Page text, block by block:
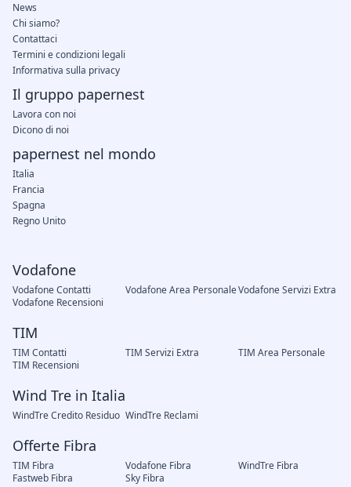
Vodafone
Vodafone Contatti Vodafone Area PersonaleVodafone Servizi Extra
Vodafone Recensioni
TIM
TIM Contatti TIM Servizi Extra
TIM Area Personale
TIM Recensioni
Wind Tre in Italia
WindTre Credito Residuo WindTre Reclami
Offerte Fibra
TIM Fibra Vodafone Fibra
WindTre Fibra
Fastweb Fibra
Sky Fibra
News
Chi siamo?
Contattaci
Termini e condizioni legali
Informativa sulla privacy
Il gruppo papernest
Lavora con noi
Dicono di noi
papernest nel mondo
Italia
Francia
Spagna
Regno Unito